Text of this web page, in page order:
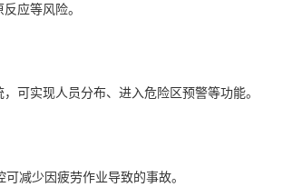
应等风险。
可实现人员分布、进入危险区预警等功能。
减少因疲劳作业导致的事故。